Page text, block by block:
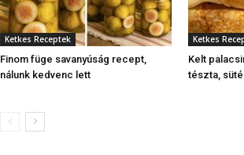
Ketkes Receptek
Finom füge savanyúság recept,
nálunk kedvenc lett
Ketkes
Kelt
tészta,